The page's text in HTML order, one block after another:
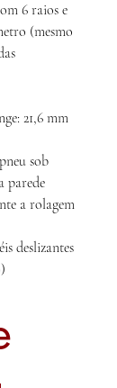
6 raios e
(mesmo
21,6 mm
sob
parede
a rolagem
deslizantes